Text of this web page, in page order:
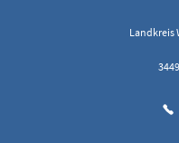
Landkreis